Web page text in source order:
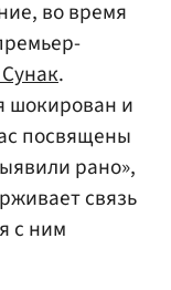
во время
.
шокирован и
посвящены
рано»,
связь
с ним